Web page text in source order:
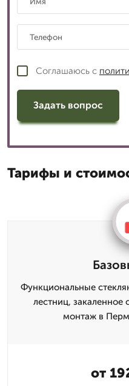
Соглашаюсь с
Задать вопрос
Тарифы и
Функциональные
лестниц, закаленное
монтаж в
от